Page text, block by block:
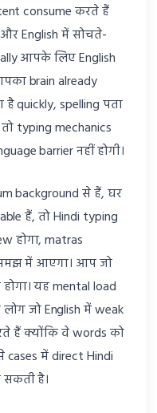
consume करते हैं
English में सोचते-
आपके लिए English
brain already
quickly, spelling पता
typing mechanics
barrier नहीं होगी।
background से हैं, घर
हैं, तो Hindi typing
होगा, matras
में आएगा। आप जो
यह mental load
जो English में weak
हैं क्योंकि वे words को
cases में direct Hindi
है।